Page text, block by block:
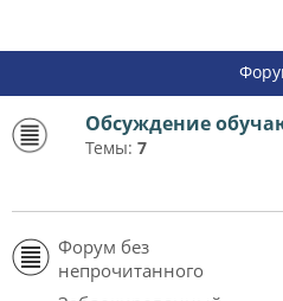
Обсуждение
Темы: 7
Форум без
непрочитанного